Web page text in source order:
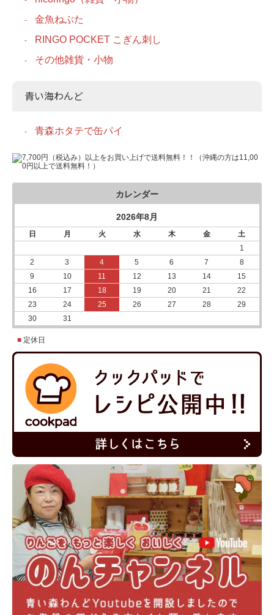
金魚ねぶた
RINGO POCKET こぎん刺し
その他雑貨・小物
青い海わんど
青森ホタテで缶パイ
カレンダー
2026年8月
日 月 火 水 木 金
土
1
2
3 4 5 6 7
8
9
10 11 12 13 14
15
16
17 18 19 20 21
22
23
24 25 26 27 28
29
30
31
■ 定休日